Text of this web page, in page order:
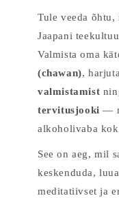
Tule veeda õhtu,
Jaapani
Valmista oma
(chawan),
valmistamist
tervitusjooki —
alkoholivaba
See on aeg, mil
keskenduda,
meditatiivset ja